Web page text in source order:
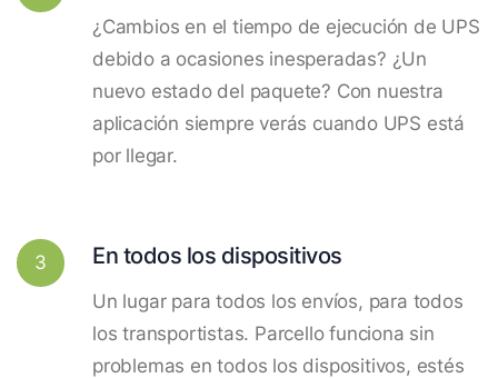
¿Cambios en el tiempo de ejecución de UPS
debido a ocasiones inesperadas? ¿Un
nuevo estado del paquete? Con nuestra
aplicación siempre verás cuando UPS está
por llegar.
3 En todos los dispositivos
Un lugar para todos los envíos, para todos
los transportistas. Parcello funciona sin
problemas en todos los dispositivos, estés